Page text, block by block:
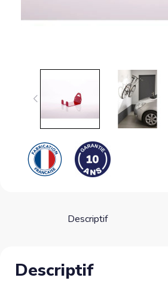
Descriptif
Descriptif